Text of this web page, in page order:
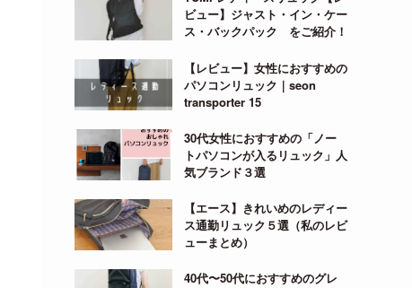
ビュー】ジャスト・イン・ケー
ス・バックパック をご紹介！
【レビュー】女性におすすめの
パソコンリュック｜seon
transporter 15
30代女性におすすめの「ノー
トパソコンが入るリュック」人
気ブランド３選
【エース】きれいめのレディー
ス通勤リュック５選（私のレビ
ューまとめ）
40代〜50代におすすめのグレ